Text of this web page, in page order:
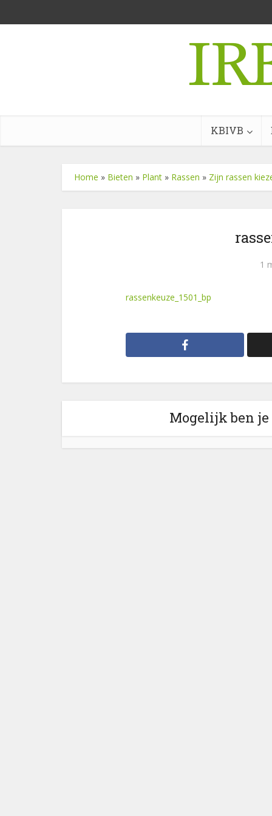
KBIVB
Home » Bieten » Plant » Rassen » Zijn rassen
1
rassenkeuze_1501_bp
Mogelijk ben